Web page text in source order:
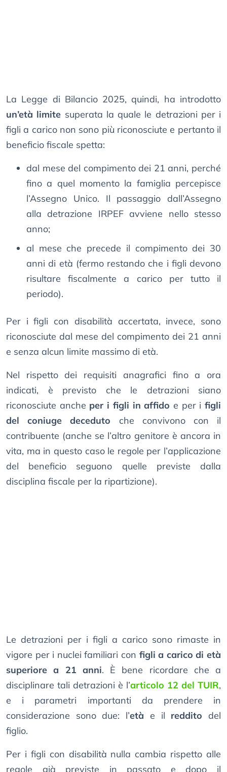
La Legge di Bilancio 2025, quindi, ha introdotto
un’età limite superata la quale le detrazioni per i
figli a carico non sono più riconosciute e pertanto il
beneficio fiscale spetta:
dal mese del compimento dei 21 anni, perché
fino a quel momento la famiglia percepisce
l’Assegno Unico. Il passaggio dall’Assegno
alla detrazione IRPEF avviene nello stesso
anno;
al mese che precede il compimento dei 30
anni di età (fermo restando che i figli devono
risultare fiscalmente a carico per tutto il
periodo).
Per i figli con disabilità accertata, invece, sono
riconosciute dal mese del compimento dei 21 anni
e senza alcun limite massimo di età.
Nel rispetto dei requisiti anagrafici fino a ora
indicati, è previsto che le detrazioni siano
riconosciute anche per i figli in affido e per ifigli
del coniuge deceduto che convivono con il
contribuente (anche se l’altro genitore è ancora in
vita, ma in questo caso le regole per l’applicazione
del beneficio seguono quelle previste dalla
disciplina fiscale per la ripartizione).
Le detrazioni per i figli a carico sono rimaste in
vigore per i nuclei familiari con figli a carico di età
superiore a 21 anni. È bene ricordare che a
disciplinare tali detrazioni è l’articolo 12 del TUIR,
e i parametri importanti da prendere in
considerazione sono due: l’età e il reddito del
figlio.
Per i figli con disabilità nulla cambia rispetto alle
regole già previste in passato e dopo il